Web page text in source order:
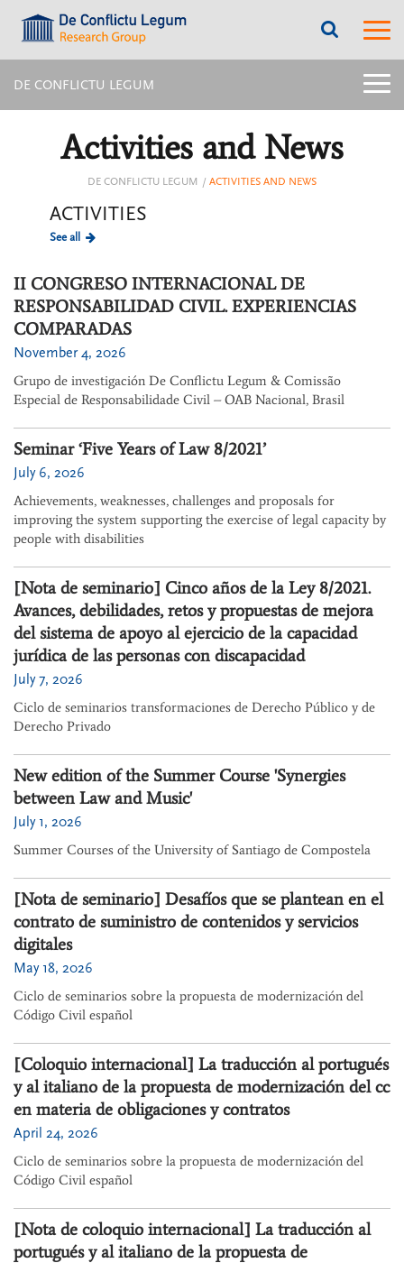
label.access.jump.content???
???
label.access.jump.header???
???
???
title:
DE CONFLICTU LEGUM
Activities and News
DE CONFLICTU LEGUM ACTIVITIES AND NEWS
ACTIVITIES
See all
II CONGRESO INTERNACIONAL DE
RESPONSABILIDAD CIVIL. EXPERIENCIAS
COMPARADAS
November 4, 2026
Grupo de investigación De Conflictu Legum & Comissão
Especial de Responsabilidade Civil – OAB Nacional, Brasil
Seminar ‘Five Years of Law 8/2021’
July 6, 2026
Achievements, weaknesses, challenges and proposals for
improving the system supporting the exercise of legal capacity by
people with disabilities
[Nota de seminario] Cinco años de la Ley 8/2021.
Avances, debilidades, retos y propuestas de mejora
del sistema de apoyo al ejercicio de la capacidad
jurídica de las personas con discapacidad
July 7, 2026
Ciclo de seminarios transformaciones de Derecho Público y de
Derecho Privado
New edition of the Summer Course 'Synergies
between Law and Music'
July 1, 2026
Summer Courses of the University of Santiago de Compostela
[Nota de seminario] Desafíos que se plantean en el
contrato de suministro de contenidos y servicios
digitales
May 18, 2026
Ciclo de seminarios sobre la propuesta de modernización del
Código Civil español
[Coloquio internacional] La traducción al portugués
y al italiano de la propuesta de modernización del cc
en materia de obligaciones y contratos
April 24, 2026
Ciclo de seminarios sobre la propuesta de modernización del
Código Civil español
[Nota de coloquio internacional] La traducción al
portugués y al italiano de la propuesta de